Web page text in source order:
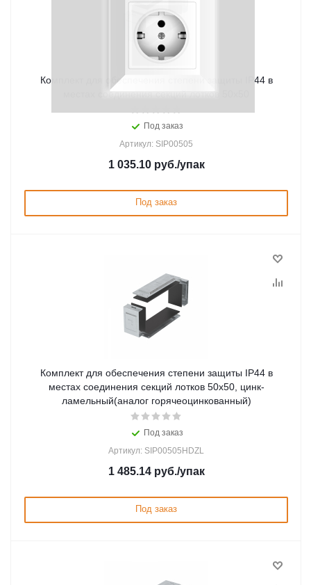
Комплект для обеспечения степени защиты IP44 в
местах соединения секций лотков 50х50
Под заказ
Артикул: SIP00505
1 035.10руб./упак
Под заказ
Комплект для обеспечения степени защиты IP44 в
местах соединения секций лотков 50х50, цинк-
ламельный(аналог горячеоцинкованный)
Под заказ
Артикул: SIP00505HDZL
1 485.14руб./упак
Под заказ